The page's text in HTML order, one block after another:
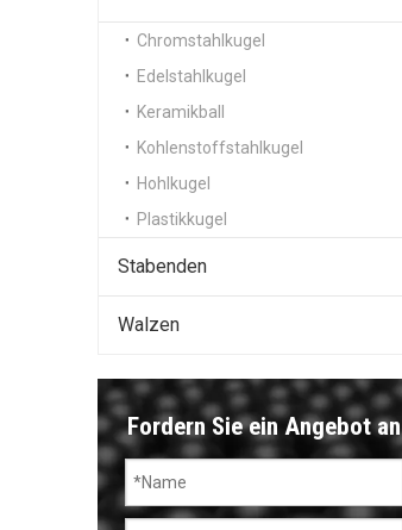
Chromstahlkugel
Edelstahlkugel
Keramikball
Kohlenstoffstahlkugel
Hohlkugel
Plastikkugel
Stabenden
Walzen
Fordern Sie ein Angebot an